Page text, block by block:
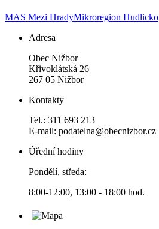
MAS Mezi HradyMikroregion Hudlicko
Adresa
Obec Nižbor
Křivoklátská 26
267 05 Nižbor
Kontakty
Tel.: 311 693 213
E-mail: podatelna@obecnizbor.cz
Úřední hodiny
Pondělí, středa:
8:00-12:00, 13:00 - 18:00 hod.